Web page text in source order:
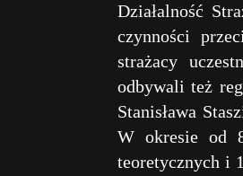
Działalność
czynności
strażacy
odbywali też
Stanisława
W okresie od
teoretycznych i